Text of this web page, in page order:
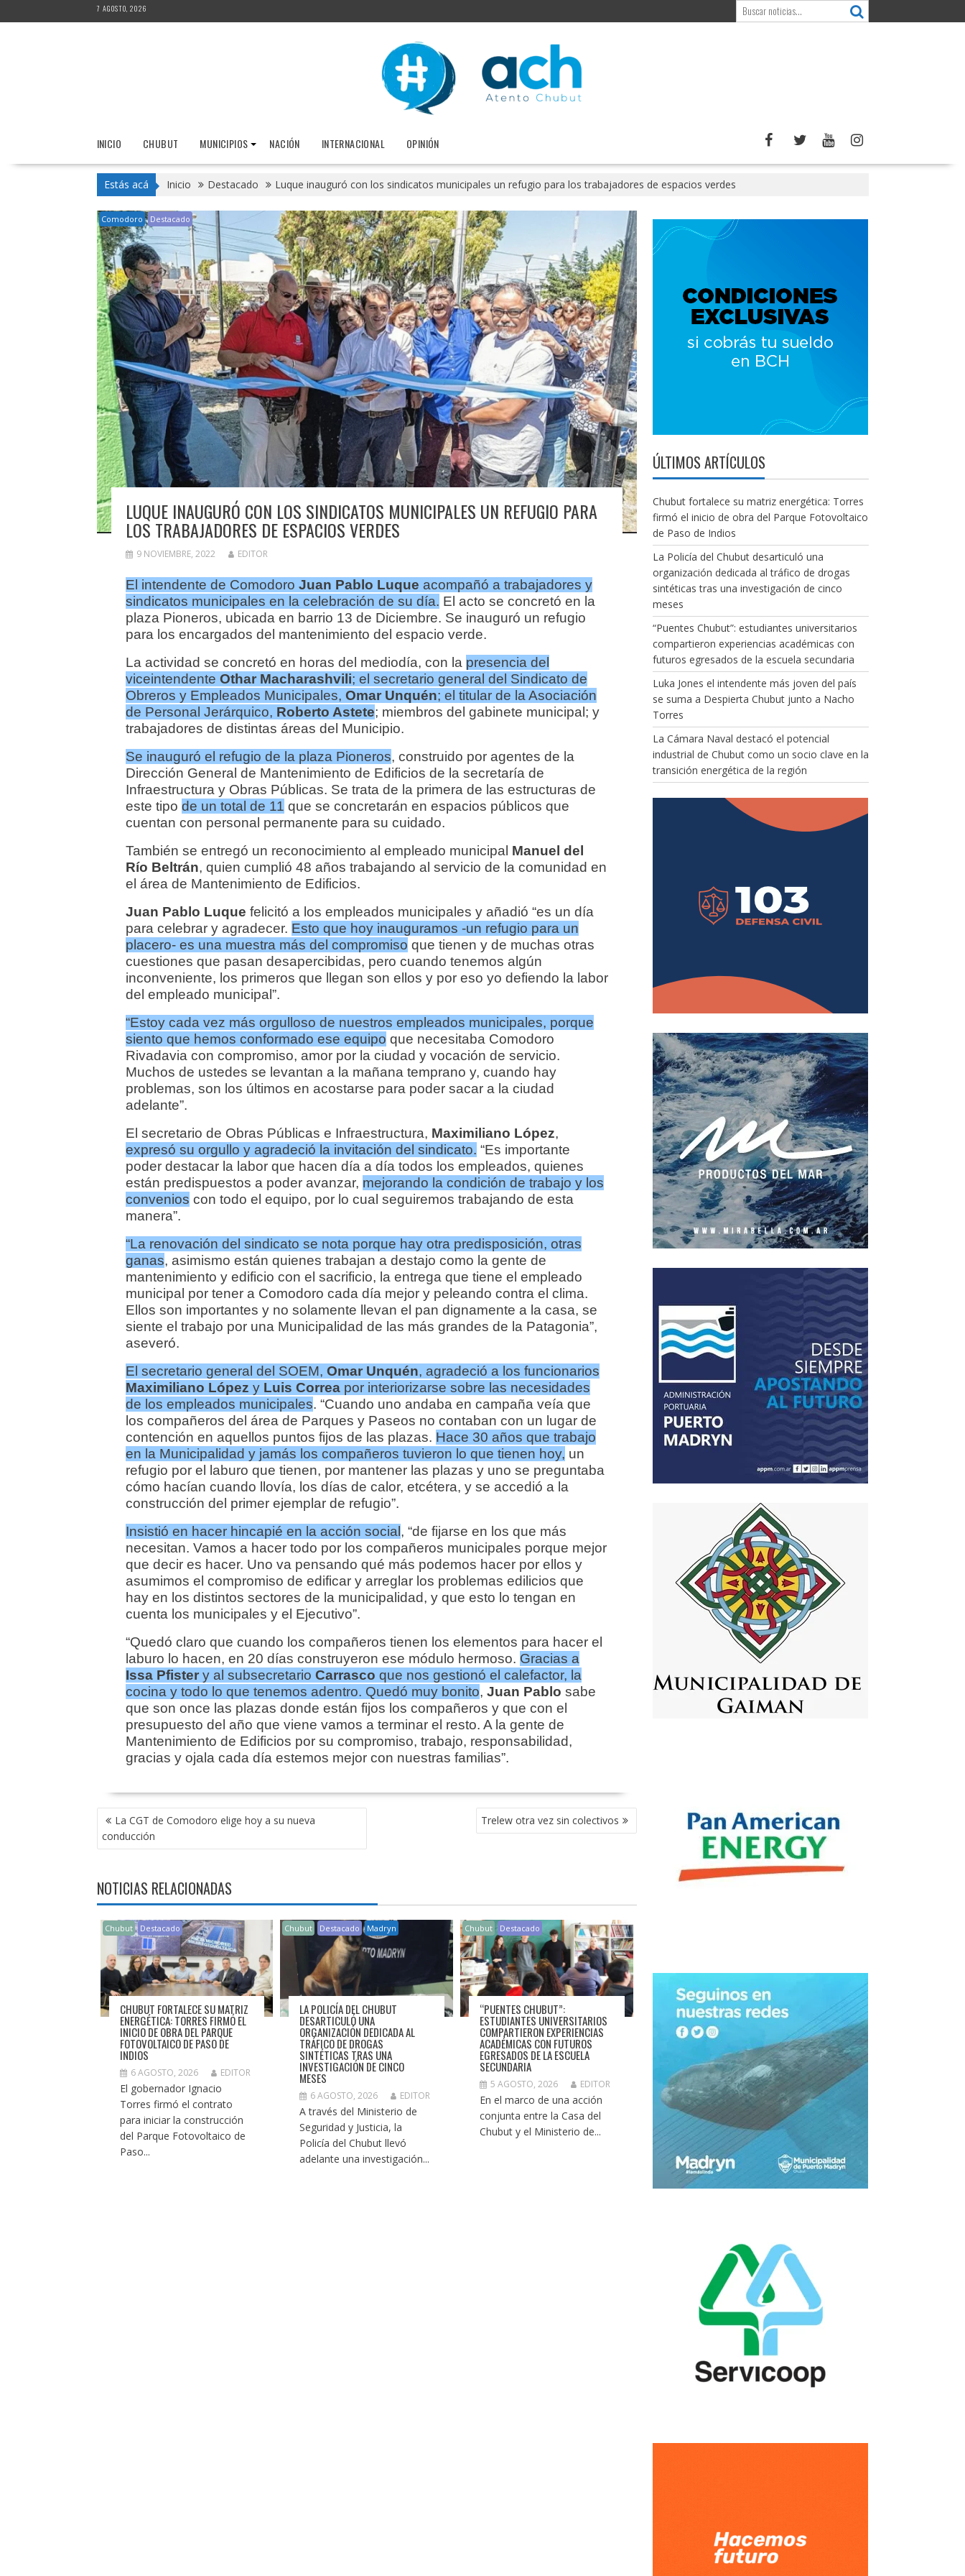
al
7 AGOSTO, 2026
INICIO CHUBUT MUNICIPIOS NACIÓN INTERNACIONAL OPINIÓN
Estás acá Inicio Destacado Luque inauguró con los sindicatos municipales un refugio para los trabajadores de espacios verdes
Comodoro Destacado
LUQUE INAUGURÓ CON LOS SINDICATOS MUNICIPALES UN REFUGIO PARA
LOS TRABAJADORES DE ESPACIOS VERDES
9 NOVIEMBRE, 2022 EDITOR
El intendente de Comodoro Juan Pablo Luque acompañó a trabajadores y
sindicatos municipales en la celebración de su día. El acto se concretó en la
plaza Pioneros, ubicada en barrio 13 de Diciembre. Se inauguró un refugio
para los encargados del mantenimiento del espacio verde.
La actividad se concretó en horas del mediodía, con la presencia del
viceintendente Othar Macharashvili; el secretario general del Sindicato de
Obreros y Empleados Municipales, Omar Unquén; el titular de la Asociación
de Personal Jerárquico, Roberto Astete; miembros del gabinete municipal; y
trabajadores de distintas áreas del Municipio.
Se inauguró el refugio de la plaza Pioneros, construido por agentes de la
Dirección General de Mantenimiento de Edificios de la secretaría de
Infraestructura y Obras Públicas. Se trata de la primera de las estructuras de
este tipo de un total de 11 que se concretarán en espacios públicos que
cuentan con personal permanente para su cuidado.
También se entregó un reconocimiento al empleado municipal Manuel del
Río Beltrán, quien cumplió 48 años trabajando al servicio de la comunidad en
el área de Mantenimiento de Edificios.
Juan Pablo Luque felicitó a los empleados municipales y añadió “es un día
para celebrar y agradecer. Esto que hoy inauguramos -un refugio para un
placero- es una muestra más del compromiso que tienen y de muchas otras
cuestiones que pasan desapercibidas, pero cuando tenemos algún
inconveniente, los primeros que llegan son ellos y por eso yo defiendo la labor
del empleado municipal”.
“Estoy cada vez más orgulloso de nuestros empleados municipales, porque
siento que hemos conformado ese equipo que necesitaba Comodoro
Rivadavia con compromiso, amor por la ciudad y vocación de servicio.
Muchos de ustedes se levantan a la mañana temprano y, cuando hay
problemas, son los últimos en acostarse para poder sacar a la ciudad
adelante”.
El secretario de Obras Públicas e Infraestructura, Maximiliano López,
expresó su orgullo y agradeció la invitación del sindicato. “Es importante
poder destacar la labor que hacen día a día todos los empleados, quienes
están predispuestos a poder avanzar, mejorando la condición de trabajo y los
convenios con todo el equipo, por lo cual seguiremos trabajando de esta
manera”.
“La renovación del sindicato se nota porque hay otra predisposición, otras
ganas, asimismo están quienes trabajan a destajo como la gente de
mantenimiento y edificio con el sacrificio, la entrega que tiene el empleado
municipal por tener a Comodoro cada día mejor y peleando contra el clima.
Ellos son importantes y no solamente llevan el pan dignamente a la casa, se
siente el trabajo por una Municipalidad de las más grandes de la Patagonia”,
aseveró.
El secretario general del SOEM, Omar Unquén, agradeció a los funcionarios
Maximiliano López y Luis Correapor interiorizarse sobre las necesidades
de los empleados municipales. “Cuando uno andaba en campaña veía que
los compañeros del área de Parques y Paseos no contaban con un lugar de
contención en aquellos puntos fijos de las plazas. Hace 30 años que trabajo
en la Municipalidad y jamás los compañeros tuvieron lo que tienen hoy, un
refugio por el laburo que tienen, por mantener las plazas y uno se preguntaba
cómo hacían cuando llovía, los días de calor, etcétera, y se accedió a la
construcción del primer ejemplar de refugio”.
Insistió en hacer hincapié en la acción social , “de fijarse en los que más
necesitan. Vamos a hacer todo por los compañeros municipales porque mejor
que decir es hacer. Uno va pensando qué más podemos hacer por ellos y
asumimos el compromiso de edificar y arreglar los problemas edilicios que
hay en los distintos sectores de la municipalidad, y que esto lo tengan en
cuenta los municipales y el Ejecutivo”.
“Quedó claro que cuando los compañeros tienen los elementos para hacer el
laburo lo hacen, en 20 días construyeron ese módulo hermoso. Gracias a
Issa Pfistery al subsecretario Carrasco que nos gestionó el calefactor, la
cocina y todo lo que tenemos adentro. Quedó muy bonito, Juan Pablo sabe
que son once las plazas donde están fijos los compañeros y que con el
presupuesto del año que viene vamos a terminar el resto. A la gente de
Mantenimiento de Edificios por su compromiso, trabajo, responsabilidad,
gracias y ojala cada día estemos mejor con nuestras familias”.
NAVEGACIÓN
DE
ENTRADAS
La CGT de Comodoro elige hoy a su nueva
conducción
Trelew otra vez sin colectivos
NOTICIAS RELACIONADAS
Chubut Destacado
CHUBUT FORTALECE SU MATRIZ
ENERGÉTICA: TORRES FIRMÓ EL
INICIO DE OBRA DEL PARQUE
FOTOVOLTAICO DE PASO DE
INDIOS
6 AGOSTO, 2026 EDITOR
El gobernador Ignacio
Torres firmó el contrato
para iniciar la construcción
del Parque Fotovoltaico de
Paso...
Chubut Destacado Madryn
LA POLICÍA DEL CHUBUT
DESARTICULÓ UNA
ORGANIZACIÓN DEDICADA AL
TRÁFICO DE DROGAS
SINTÉTICAS TRAS UNA
INVESTIGACIÓN DE CINCO
MESES
6 AGOSTO, 2026 EDITOR
A través del Ministerio de
Seguridad y Justicia, la
Policía del Chubut llevó
adelante una investigación...
Chubut Destacado
“PUENTES CHUBUT”:
ESTUDIANTES UNIVERSITARIOS
COMPARTIERON EXPERIENCIAS
ACADÉMICAS CON FUTUROS
EGRESADOS DE LA ESCUELA
SECUNDARIA
5 AGOSTO, 2026 EDITOR
En el marco de una acción
conjunta entre la Casa del
Chubut y el Ministerio de...
ÚLTIMOS ARTÍCULOS
Chubut fortalece su matriz energética: Torres
firmó el inicio de obra del Parque Fotovoltaico
de Paso de Indios
La Policía del Chubut desarticuló una
organización dedicada al tráfico de drogas
sintéticas tras una investigación de cinco
meses
“Puentes Chubut”: estudiantes universitarios
compartieron experiencias académicas con
futuros egresados de la escuela secundaria
Luka Jones el intendente más joven del país
se suma a Despierta Chubut junto a Nacho
Torres
La Cámara Naval destacó el potencial
industrial de Chubut como un socio clave en la
transición energética de la región